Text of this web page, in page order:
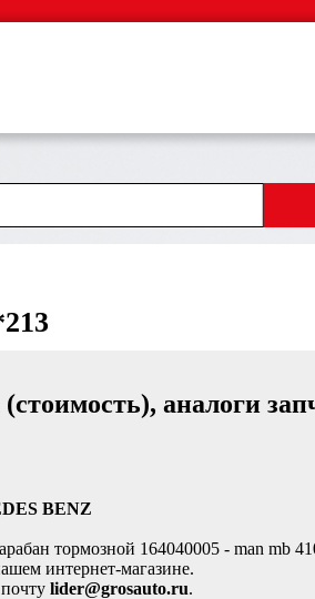
аналоги
BENZ
тормозной 164040005 - man mb
интернет-магазине.
lider@grosauto.ru.